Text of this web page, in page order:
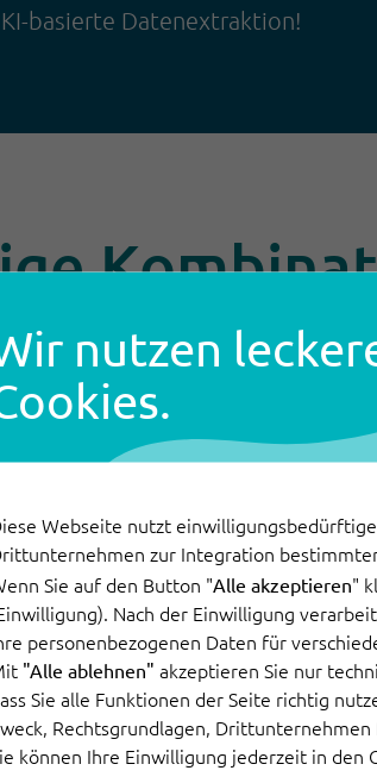
nutzen
Webseite nutzt
zur Integration
Sie auf den Button "Alle akzeptieren"
Nach der Einwilligung
personenbezogenen Daten für
"Alle ablehnen" akzeptieren Sie nur
Sie alle Funktionen der Seite richtig
Rechtsgrundlagen,
können Ihre Einwilligung jederzeit in den
basierte Datenextraktion!
ausgewählter Mitarbeiter
Dokument, Web & Social
ermittelt, automatisch